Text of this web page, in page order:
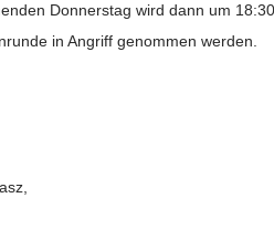
Donnerstag wird dann um
in Angriff genommen werden.